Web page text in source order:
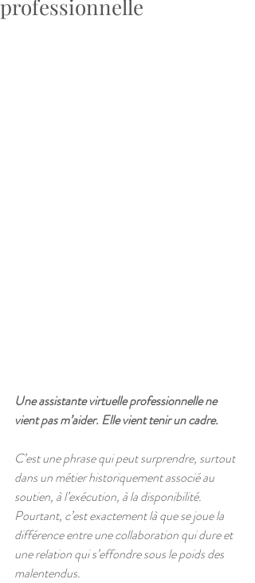
professionnelle
Une assistante virtuelle professionnelle ne
vient pas m’aider. Elle vient tenir un cadre.
C’est une phrase qui peut surprendre, surtout
dans un métier historiquement associé au
soutien, à l’exécution, à la disponibilité.
Pourtant, c’est exactement là que se joue la
différence entre une collaboration qui dure et
une relation qui s’effondre sous le poids des
malentendus.